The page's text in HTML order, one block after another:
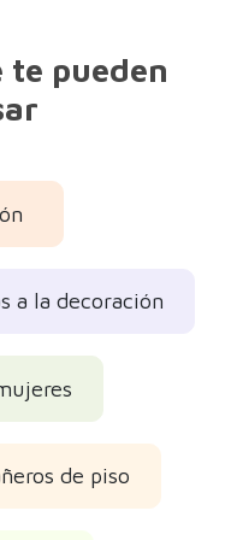
te pueden
a la decoración
de piso